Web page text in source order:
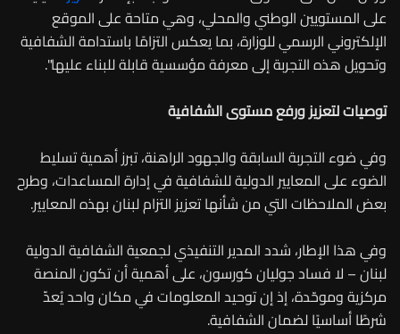
على المستويين الوطني والمحلي، وهي متاحة على الموقع
الإلكتروني الرسمي للوزارة، بما يعكس التزامًا باستدامة الشفافية
وتحويل هذه التجربة إلى معرفة مؤسسية قابلة للبناء عليها".
توصيات لتعزيز ورفع مستوى الشفافية
وفي ضوء التجربة السابقة والجهود الراهنة، تبرز أهمية تسليط
الضوء على المعايير الدولية للشفافية في إدارة المساعدات، وطرح
بعض الملاحظات التي من شأنها تعزيز التزام لبنان بهذه المعايير.
وفي هذا الإطار، شدد المدير التنفيذي لجمعية الشفافية الدولية
لبنان – لا فساد جوليان كورسون، على أهمية أن تكون المنصة
مركزية وموحّدة، إذ إن توحيد المعلومات في مكان واحد يُعدّ
شرطًا أساسيًا لضمان الشفافية.